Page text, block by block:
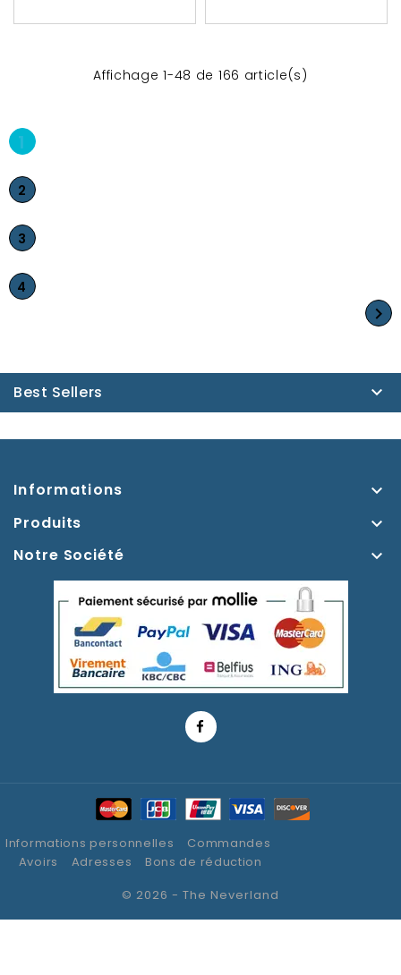
base
base
Affichage 1-48 de 166 article(s)
1
2
3
4

Best Sellers 
Informations 
Produits 
Notre Société 
Informations personnelles
Commandes
Avoirs
Adresses
Bons de réduction
© 2026 - The Neverland